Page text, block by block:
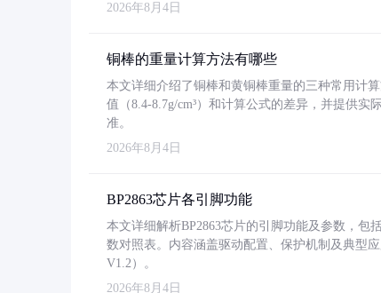
2026年8月4日
铜棒的重量计算方法有哪些
本文详细介绍了铜棒和黄铜棒重量的三种常用计
值（8.4-8.7g/cm³）和计算公式的差异，并提供实
准。
2026年8月4日
BP2863芯片各引脚功能
本文详细解析BP2863芯片的引脚功能及参数，
数对照表。内容涵盖驱动配置、保护机制及典型
V1.2）。
2026年8月4日